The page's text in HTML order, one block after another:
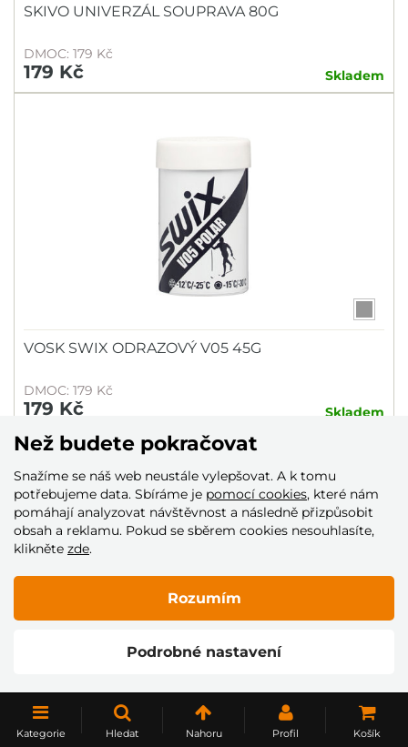
SKIVO UNIVERZÁL SOUPRAVA 80G
DMOC: 179 Kč
179 Kč Skladem
VOSK SWIX ODRAZOVÝ V05 45G
DMOC: 179 Kč
179 Kč Skladem
NAČÍST DALŠÍ
Může se hodit
NOVINKA
Kategorie Hledat Nahoru Profil Košík
Než budete pokračovat
Snažíme se náš web neustále vylepšovat. A k tomu
potřebujeme data. Sbíráme je pomocí cookies, které nám
pomáhají analyzovat návštěvnost a následně přizpůsobit
obsah a reklamu. Pokud se sběrem cookies nesouhlasíte,
klikněte zde.
Podrobné nastavení
Rozumím